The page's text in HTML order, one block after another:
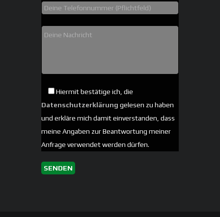
Hiermit bestätige ich, die
Datenschutzerklärung gelesen zu haben
und erkläre mich damit einverstanden, dass
meine Angaben zur Beantwortung meiner
Anfrage verwendet werden dürfen.